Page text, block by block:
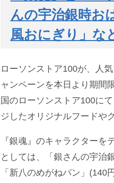
んの宇治銀時お
風おにぎり」な
ローソンストア100が、人
ャンペーンを本日より期間
国のローソンストア100に
ジしたオリジナルフードや
『銀魂』のキャラクターを
としては、「銀さんの宇
「新八のめがねパン」(140